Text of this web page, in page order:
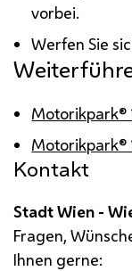
vorbei.
Werfen Sie
Motorikpark®
Motorikpark®
Kontakt
Stadt Wien -
Fragen,
Ihnen gerne: